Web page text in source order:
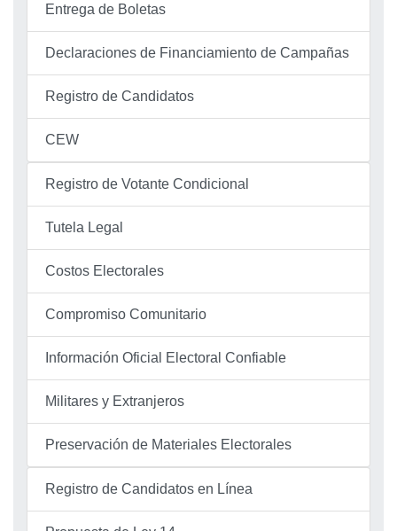
Entrega de Boletas
Declaraciones de Financiamiento de Campañas
Registro de Candidatos
CEW
Registro de Votante Condicional
Tutela Legal
Costos Electorales
Compromiso Comunitario
Información Oficial Electoral Confiable
Militares y Extranjeros
Preservación de Materiales Electorales
Registro de Candidatos en Línea